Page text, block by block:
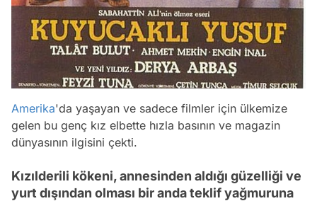
Amerika'da yaşayan ve sadece filmler için ülkemize
gelen bu genç kız elbette hızla basının ve magazin
dünyasının ilgisini çekti.
Kızılderili kökeni, annesinden aldığı güzelliği ve
yurt dışından olması bir anda teklif yağmuruna